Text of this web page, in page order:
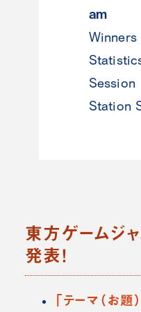
am
Station
東方ゲームジャ
発表！
「テーマ（お題